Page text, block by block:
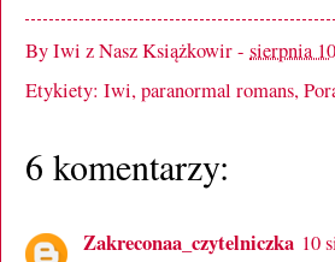
ByIwi z Nasz Książkowir- sierpnia
Etykiety: Iwi,paranormal romans,
6 komentarzy:
Zakreconaa_czytelniczka 10